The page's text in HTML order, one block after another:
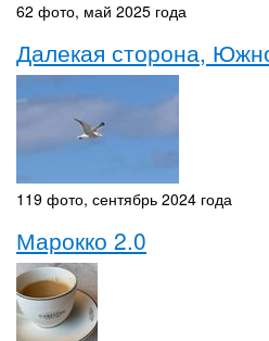
62 фото, май 2025 года
Далекая сторона,
119 фото, сентябрь 2024 года
Марокко 2.0